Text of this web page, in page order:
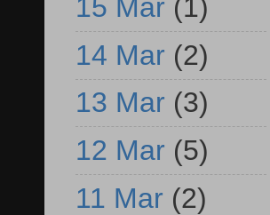
15 Mar (1)
14 Mar (2)
13 Mar (3)
12 Mar (5)
11 Mar (2)